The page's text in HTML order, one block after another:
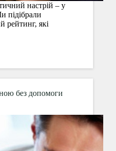
настрій – у
підібрали
рейтинг, які
без допомоги